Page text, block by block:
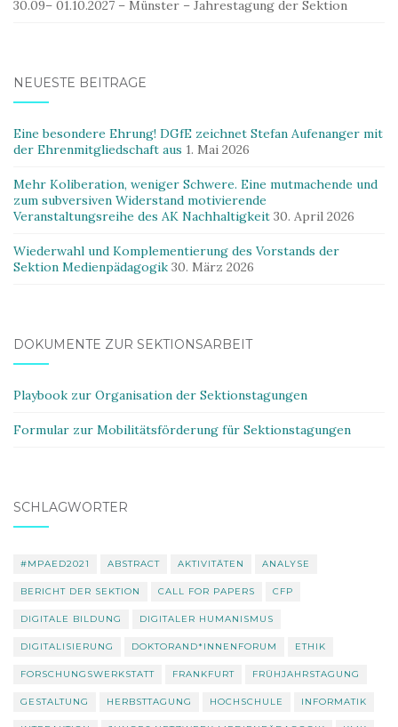
30.09– 01.10.2027 – Münster – Jahrestagung der Sektion
NEUESTE BEITRÄGE
Eine besondere Ehrung! DGfE zeichnet Stefan Aufenanger mit
der Ehrenmitgliedschaft aus 1. Mai 2026
Mehr Koliberation, weniger Schwere. Eine mutmachende und
zum subversiven Widerstand motivierende
Veranstaltungsreihe des AK Nachhaltigkeit 30. April 2026
Wiederwahl und Komplementierung des Vorstands der
Sektion Medienpädagogik 30. März 2026
DOKUMENTE ZUR SEKTIONSARBEIT
Playbook zur Organisation der Sektionstagungen
Formular zur Mobilitätsförderung für Sektionstagungen
SCHLAGWÖRTER
#MPAED2021 ABSTRACT AKTIVITÄTEN ANALYSE
BERICHT DER SEKTION CALL FOR PAPERS CFP
DIGITALE BILDUNG DIGITALER HUMANISMUS
DIGITALISIERUNG DOKTORAND*INNENFORUM ETHIK
FORSCHUNGSWERKSTATT FRANKFURT FRÜHJAHRSTAGUNG
GESTALTUNG HERBSTTAGUNG HOCHSCHULE INFORMATIK